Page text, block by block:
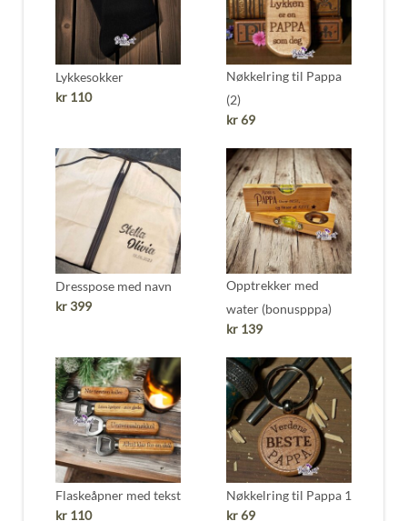
Lykkesokker
kr110
Nøkkelring til Pappa
(2)
kr69
Dresspose med navn
kr399
Opptrekker med
water (bonuspppa)
kr 139
Flaskeåpner med tekst
kr110
Nøkkelring til Pappa 1
kr69